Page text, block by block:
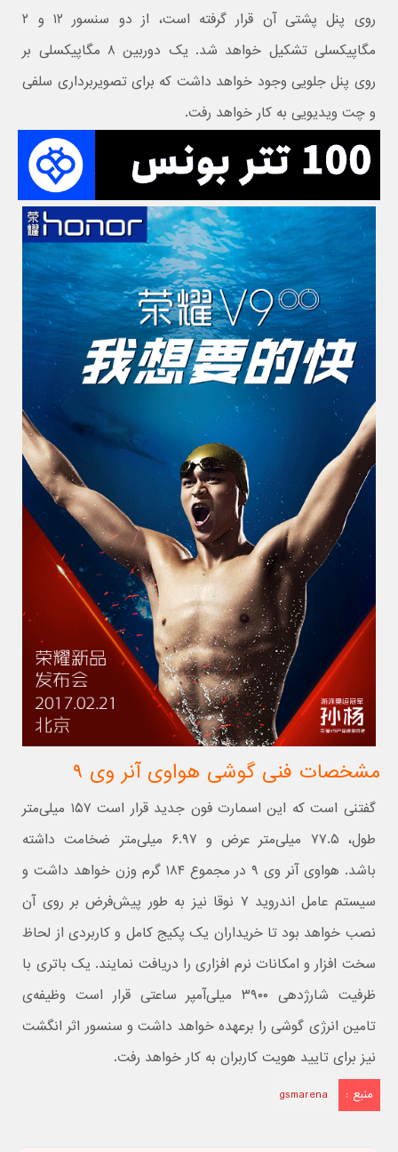
روی پنل پشتی آن قرار گرفته است، از دو سنسور ۱۲ و ۲
مگاپیکسلی تشکیل خواهد شد. یک دوربین ۸ مگاپیکسلی بر
روی پنل جلویی وجود خواهد داشت که برای تصویربرداری سلفی
و چت ویدیویی به کار خواهد رفت.
مشخصات فنی گوشی هواوی آنر وی ۹
گفتنی است که این اسمارت فون جدید قرار است ۱۵۷ میلی‌متر
طول، ۷۷.۵ میلی‌متر عرض و ۶.۹۷ میلی‌متر ضخامت داشته
باشد. هواوی آنر وی ۹ در مجموع ۱۸۴ گرم وزن خواهد داشت و
سیستم عامل اندروید ۷ نوقا نیز به طور پیش‌فرض بر روی آن
نصب خواهد بود تا خریداران یک پکیج کامل و کاربردی از لحاظ
سخت افزار و امکانات نرم افزاری را دریافت نمایند. یک باتری با
ظرفیت شارژدهی ۳۹۰۰ میلی‌آمپر ساعتی قرار است وظیفه‌ی
تامین انرژی گوشی را برعهده خواهد داشت و سنسور اثر انگشت
نیز برای تایید هویت کاربران به کار خواهد رفت.
منبع : gsmarena